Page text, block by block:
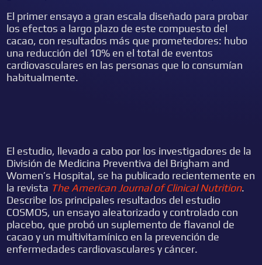
El primer ensayo a gran escala diseñado para probar
los efectos a largo plazo de este compuesto del
cacao, con resultados más que prometedores: hubo
una reducción del 10% en el total de eventos
cardiovasculares en las personas que lo consumían
habitualmente.
El estudio, llevado a cabo por los investigadores de la
División de Medicina Preventiva del Brigham and
Women’s Hospital, se ha publicado recientemente en
la revista The American Journal of Clinical Nutrition.
Describe los principales resultados del estudio
COSMOS, un ensayo aleatorizado y controlado con
placebo, que probó un suplemento de flavanol de
cacao y un multivitamínico en la prevención de
enfermedades cardiovasculares y cáncer.